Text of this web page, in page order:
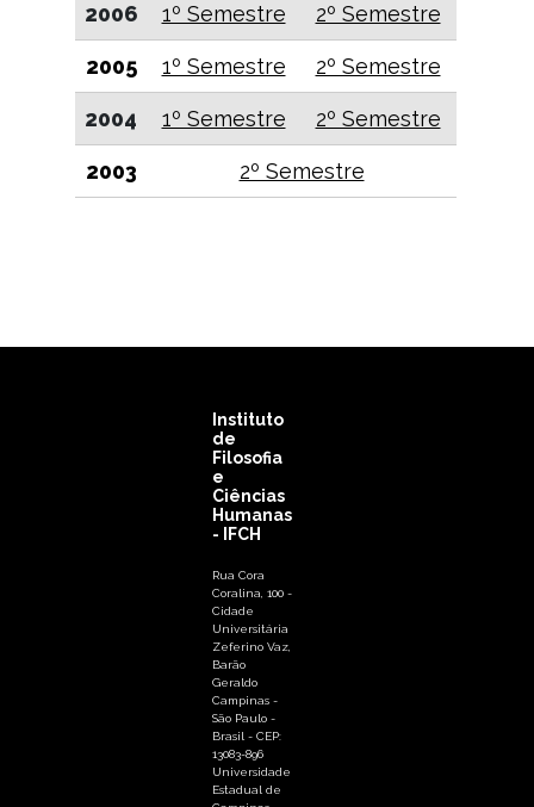
2006 1º Semestre 2º Semestre
2005 1º Semestre 2º Semestre
2004 1º Semestre 2º Semestre
2003 2º Semestre
Instituto
de
Filosofia
e
Ciências
Humanas
- IFCH
Rua Cora
Coralina, 100 -
Cidade
Universitária
Zeferino Vaz,
Barão
Geraldo
Campinas -
São Paulo -
Brasil - CEP:
13083-896
Universidade
Estadual de